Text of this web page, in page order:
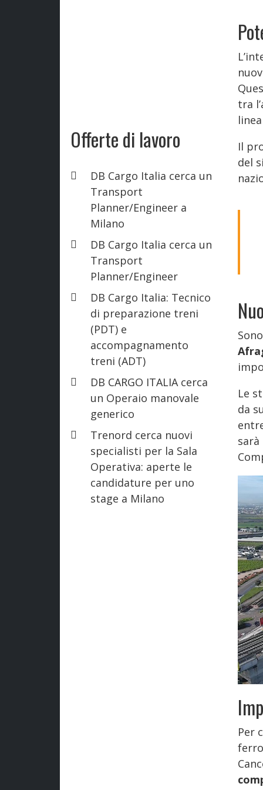
Offerte di lavoro
DB Cargo Italia cerca un
Transport
Planner/Engineer a
Milano
DB Cargo Italia cerca un
Transport
Planner/Engineer
DB Cargo Italia: Tecnico
di preparazione treni
(PDT) e
accompagnamento
treni (ADT)
DB CARGO ITALIA cerca
un Operaio manovale
generico
Trenord cerca nuovi
specialisti per la Sala
Operativa: aperte le
candidature per uno
stage a Milano
tra
Il
del
Le
da
Per